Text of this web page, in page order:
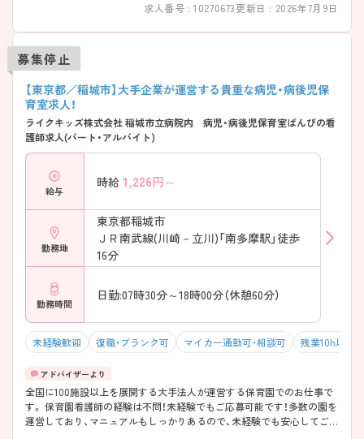
求人番号 : 10270673更新日 : 2026年7月9日
募集停止
【東京都／稲城市】大手企業が運営する貴重な病児・病後児保
育室求人！
ライクキッズ株式会社 稲城市立病院内 病児・病後児保育室ばんびの看
護師求人(パート・アルバイト)
給与
時給 1,226円～
勤務地
東京都稲城市
ＪＲ南武線(川崎－立川)「南多摩駅」徒歩
16分
勤務時間
日勤:07時30分～18時00分（休憩60分）
未経験歓迎 復職・ブランク可 マイカー通勤可・相談可 残業10h以下（
全国に100施設以上を展開する大手法人が運営する保育園でのお仕事で
す。 保育園看護師の経験は不問！未経験でもご応募可能です！多数の園を
運営しており、マニュアルもしっかりあるので、未経験でも安心してご勤